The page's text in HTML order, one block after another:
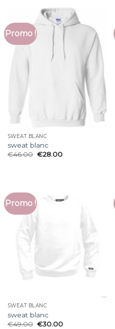
Promo !
SWEAT BLANC
sweat blanc
€46.00 €28.00
Promo !
SWEAT BLANC
sweat blanc
€49.00 €30.00